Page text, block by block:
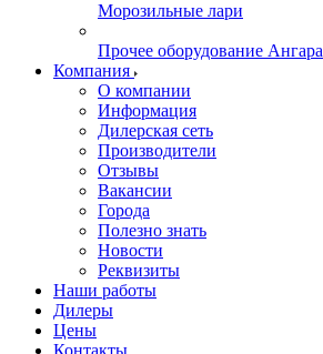
Морозильные лари
Прочее оборудование Ангара
Компания
О компании
Информация
Дилерская сеть
Производители
Отзывы
Вакансии
Города
Полезно знать
Новости
Реквизиты
Наши работы
Дилеры
Цены
Контакты